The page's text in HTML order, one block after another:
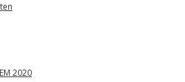
2020